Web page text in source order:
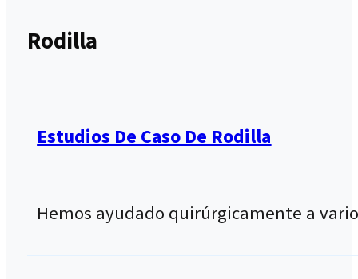
Rodilla
Estudios De Caso De Rodilla
Hemos ayudado quirúrgicamente a